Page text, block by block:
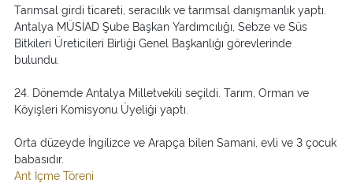
Tarımsal girdi ticareti, seracılık ve tarımsal danışmanlık yaptı.
Antalya MÜSİAD Şube Başkan Yardımcılığı, Sebze ve Süs
Bitkileri Üreticileri Birliği Genel Başkanlığı görevlerinde
bulundu.
24. Dönemde Antalya Milletvekili seçildi. Tarım, Orman ve
Köyişleri Komisyonu Üyeliği yaptı.
Orta düzeyde İngilizce ve Arapça bilen Samani, evli ve 3 çocuk
babasıdır.
Ant İçme Töreni